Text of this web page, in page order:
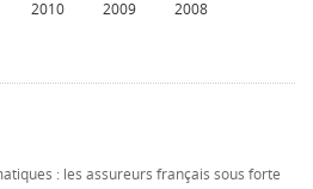
2010 2009 2008
: les assureurs français sous forte